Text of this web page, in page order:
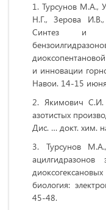
Турсунов М.А.,
Н.Г., Зерова
Синтез и
и инновации
Навои. 14-15
Якимович
азотистых
Дис. … докт. хим.
Турсунов
биология:
45-48.